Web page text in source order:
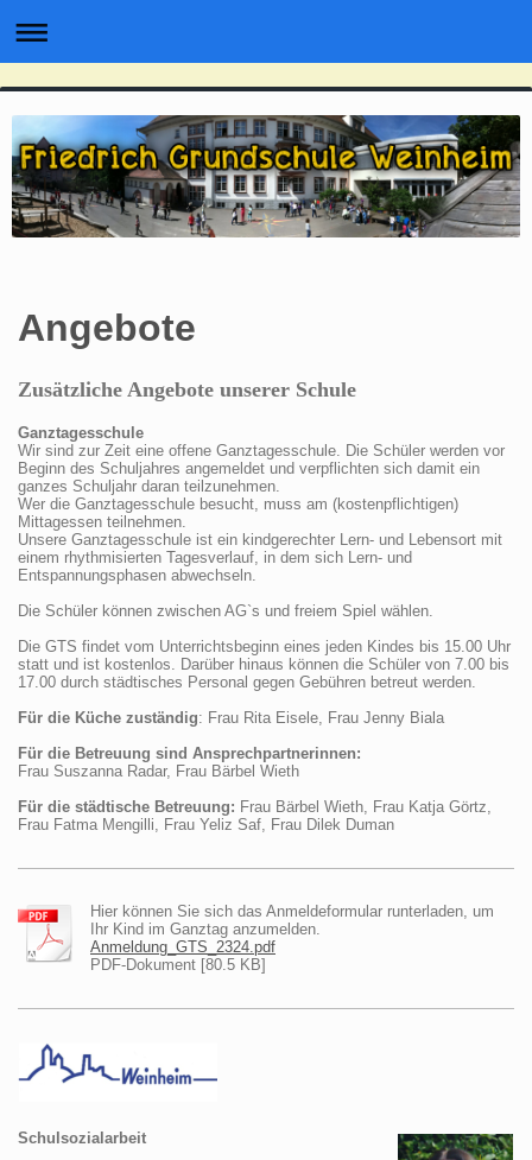
Angebote
Zusätzliche Angebote unserer Schule
Ganztagesschule
Wir sind zur Zeit eine offene Ganztagesschule. Die Schüler werden vor
Beginn des Schuljahres angemeldet und verpflichten sich damit ein
ganzes Schuljahr daran teilzunehmen.
Wer die Ganztagesschule besucht, muss am (kostenpflichtigen)
Mittagessen teilnehmen.
Unsere Ganztagesschule ist ein kindgerechter Lern- und Lebensort mit
einem rhythmisierten Tagesverlauf, in dem sich Lern- und
Entspannungsphasen abwechseln.
Die Schüler können zwischen AG`s und freiem Spiel wählen.
Die GTS findet vom Unterrichtsbeginn eines jeden Kindes bis 15.00 Uhr
statt und ist kostenlos. Darüber hinaus können die Schüler von 7.00 bis
17.00 durch städtisches Personal gegen Gebühren betreut werden.
Für die Küche zuständig: Frau Rita Eisele, Frau Jenny Biala
Für die Betreuung sind Ansprechpartnerinnen:
Frau Suszanna Radar, Frau Bärbel Wieth
Für die städtische Betreuung: Frau Bärbel Wieth, Frau Katja Görtz,
Frau Fatma Mengilli, Frau Yeliz Saf, Frau Dilek Duman
Hier können Sie sich das Anmeldeformular runterladen, um
Ihr Kind im Ganztag anzumelden.
Anmeldung_GTS_2324.pdf
PDF-Dokument [80.5 KB]
Schulsozialarbeit